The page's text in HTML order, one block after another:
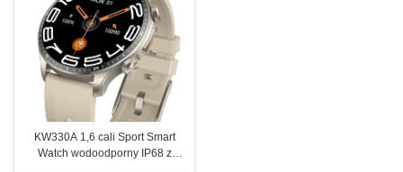
KW330A 1,6 cali Sport Smart
Watch wodoodporny IP68 z